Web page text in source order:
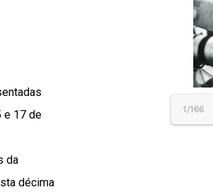
e 17 de
da
décima
1/166